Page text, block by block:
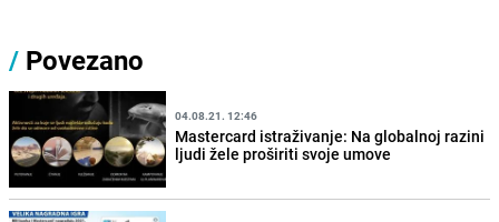
/ Povezano
04.08.21. 12:46
Mastercard istraživanje: Na globalnoj razini
ljudi žele proširiti svoje umove